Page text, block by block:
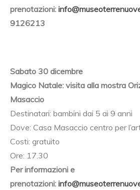
prenotazioni:
9126213
Sabato 30 dicembre
Magico Natale: visita alla mostra
Masaccio
Destinatari: bambini dai 5 ai 9 anni
Dove: Casa Masaccio centro per
Costi: gratuito
Ore: 17.30
Per informazioni e
prenotazioni: